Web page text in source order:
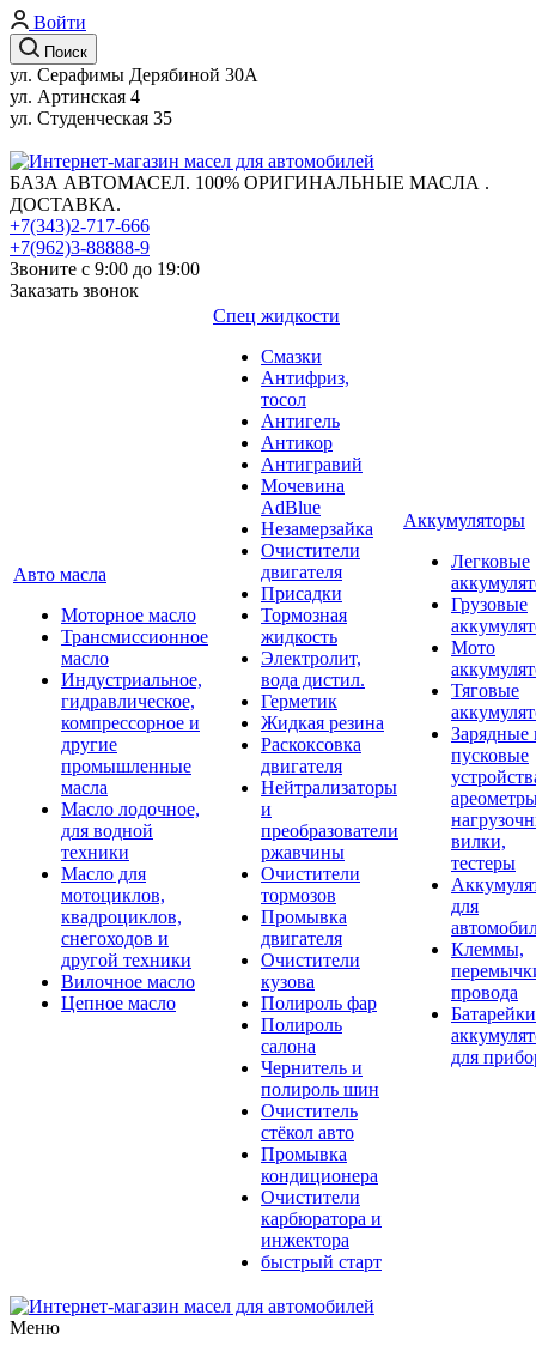
Войти
Поиск
ул. Серафимы Дерябиной 30А
ул. Артинская 4
ул. Студенческая 35
БАЗА АВТОМАСЕЛ. 100% ОРИГИНАЛЬНЫЕ МАСЛА .
ДОСТАВКА.
+7(343)2-717-666
+7(962)3-88888-9
Звоните с 9:00 до 19:00
Заказать звонок
Авто масла
Моторное масло
Трансмиссионное
масло
Индустриальное,
гидравлическое,
компрессорное и
другие
промышленные
масла
Масло лодочное,
для водной
техники
Масло для
мотоциклов,
квадроциклов,
снегоходов и
другой техники
Вилочное масло
Цепное масло
Спец жидкости
Смазки
Антифриз,
тосол
Антигель
Антикор
Антигравий
Мочевина
AdBlue
Незамерзайка
Очистители
двигателя
Присадки
Тормозная
жидкость
Электролит,
вода дистил.
Герметик
Жидкая резина
Раскоксовка
двигателя
Нейтрализаторы
и
преобразователи
ржавчины
Очистители
тормозов
Промывка
двигателя
Очистители
кузова
Полироль фар
Полироль
салона
Чернитель и
полироль шин
Очиститель
стёкол авто
Промывка
кондиционера
Очистители
карбюратора и
инжектора
быстрый старт
Аккумуляторы
Легковые
Грузовые
Мото
Тяговые
Зарядные
пусковые
вилки,
тестеры
для
Клеммы,
провода
для
Меню